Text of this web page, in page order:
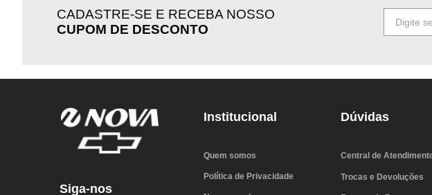
CADASTRE-SE E RECEBA NOSSO
CUPOM DE DESCONTO
Siga-nos
Institucional
Quem somos
Política de Privacidade
Dúvidas
Central de
Trocas e Devoluções